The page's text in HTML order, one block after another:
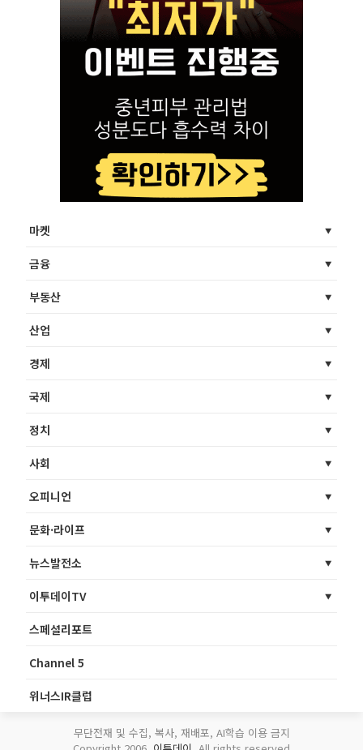
마켓
금융
부동산
산업
경제
국제
정치
사회
오피니언
문화·라이프
뉴스발전소
이투데이TV
스페셜리포트
Channel 5
위너스IR클럽
무단전재 및 수집, 복사, 재배포, AI학습 이용 금지